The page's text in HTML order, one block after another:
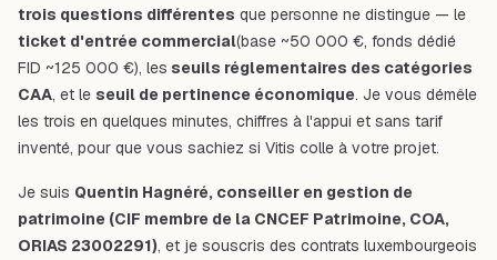
trois questions différentes que personne ne distingue — le
ticket d'entrée commercial(base ~50 000 €, fonds dédié
FID ~125 000 €), les seuils réglementaires des catégories
CAA, et le seuil de pertinence économique. Je vous démêle
les trois en quelques minutes, chiffres à l'appui et sans tarif
inventé, pour que vous sachiez si Vitis colle à votre projet.
Je suis Quentin Hagnéré, conseiller en gestion de
patrimoine (CIF membre de la CNCEF Patrimoine, COA,
ORIAS 23002291), et je souscris des contrats luxembourgeois